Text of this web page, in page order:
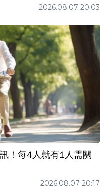
2026.08.07 20:03
！每4人就有1人需關
2026.08.07 20:17